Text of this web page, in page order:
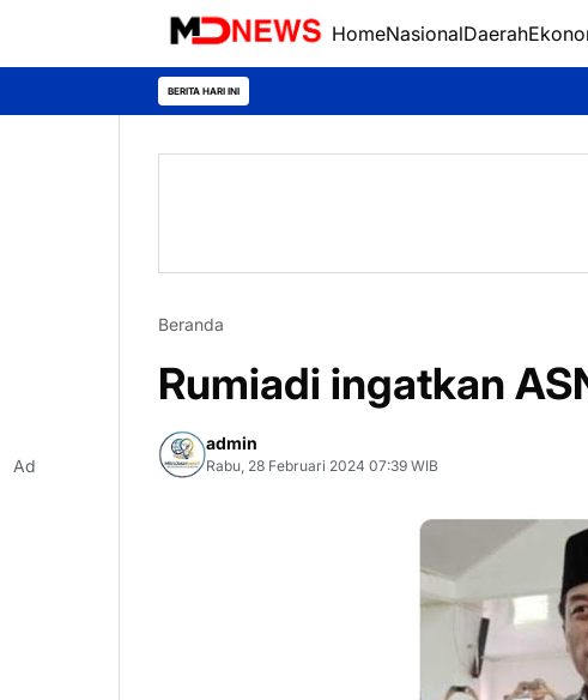
HomeNasionalDaerah
BERITA HARI INI
Beranda
Rumiadi ingatkan
admin
Rabu, 28 Februari 2024 07:39 WIB
Ad